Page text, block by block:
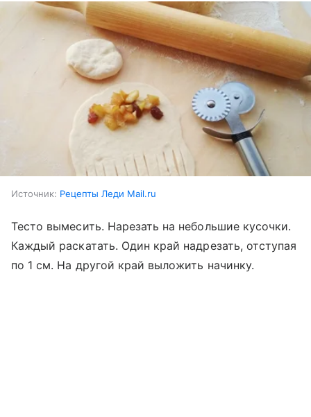
Источник: Рецепты Леди Mail.ru
Тесто вымесить. Нарезать на небольшие кусочки.
Каждый раскатать. Один край надрезать, отступая
по 1 см. На другой край выложить начинку.